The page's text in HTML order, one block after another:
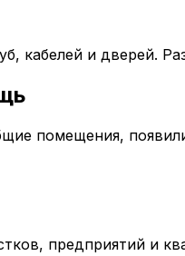
кабелей и дверей.
помещения,
предприятий и